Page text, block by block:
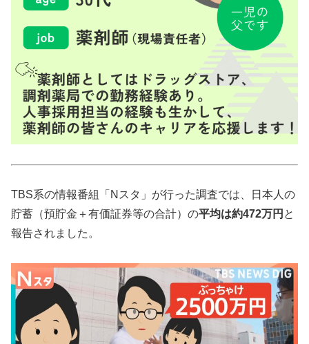
TBS系の情報番組「Nスタ」が行った調査では、日本人の
貯蓄（預貯金＋有価証券等の合計）の平均は約472万円 と
報告されました。